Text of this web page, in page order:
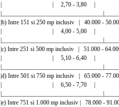
| | 2,70 - 3,80 |
|b) Intre 151 si 250 mp inclusiv | 40.000
| | 4,00 - 5,00 |
|c) Intre 251 si 500 mp inclusiv | 51.000
| | 5,10 - 6,40 |
|d) Intre 501 si 750 mp inclusiv | 65.000
| | 6,50 - 7,70 |
|e) Intre 751 si 1.000 mp inclusiv | 78.000